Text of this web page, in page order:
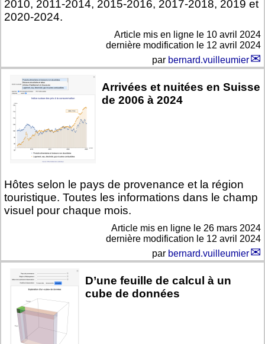
2010, 2011-2014, 2015-2016, 2017-2018, 2019 et
2020-2024.
Article mis en ligne le 10 avril 2024
dernière modification le 12 avril 2024
par bernard.vuilleumier
Arrivées et nuitées en Suisse
de 2006 à 2024
Hôtes selon le pays de provenance et la région
touristique. Toutes les informations dans le champ
visuel pour chaque mois.
Article mis en ligne le 26 mars 2024
dernière modification le 12 avril 2024
par bernard.vuilleumier
D’une feuille de calcul à un
cube de données